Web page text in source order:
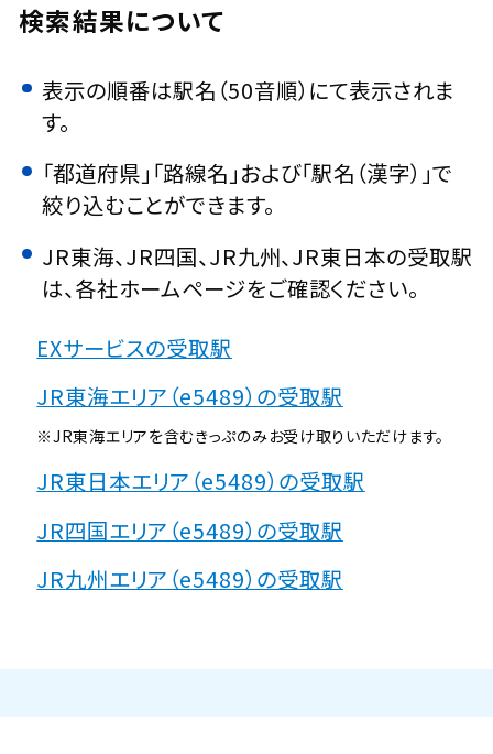
検索結果について
表示の順番は駅名（50音順）にて表示されま
す。
「都道府県」「路線名」および「駅名（漢字）」で
絞り込むことができます。
JR東海、JR四国、JR九州、JR東日本の受取駅
は、各社ホームページをご確認ください。
EXサービスの受取駅
JR東海エリア（e5489）の受取駅
※JR東海エリアを含むきっぷのみお受け取りいただけます。
JR東日本エリア（e5489）の受取駅
JR四国エリア（e5489）の受取駅
JR九州エリア（e5489）の受取駅